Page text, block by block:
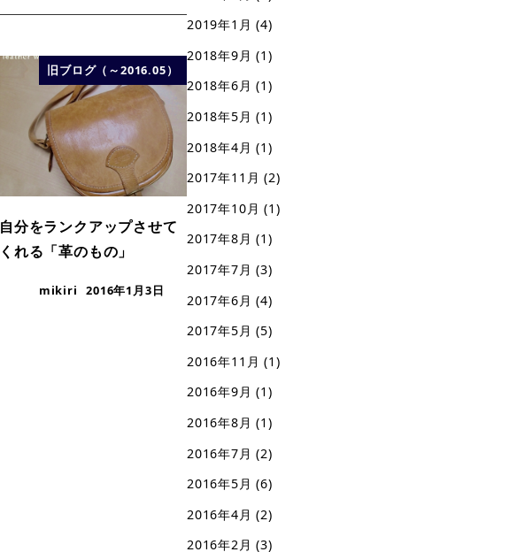
旧ブログ（～2016.05）
自分をランクアップさせて
くれる「革のもの」
mikiri 2016年1月3日
2019年1月 (4)
2018年9月 (1)
2018年6月 (1)
2018年5月 (1)
2018年4月 (1)
2017年11月 (2)
2017年10月 (1)
2017年8月 (1)
2017年7月 (3)
2017年6月 (4)
2017年5月 (5)
2016年11月 (1)
2016年9月 (1)
2016年8月 (1)
2016年7月 (2)
2016年5月 (6)
2016年4月 (2)
2016年2月 (3)